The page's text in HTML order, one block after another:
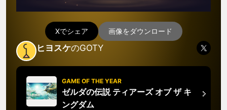
Xでシェア 画像をダウンロード
ヒヨスケのGOTY
GAME OF THE YEAR
ゼルダの伝説 ティアーズ オブ ザ キ
ングダム